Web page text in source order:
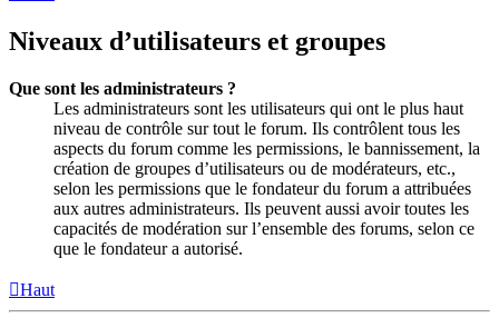
Niveaux d’utilisateurs et groupes
Que sont les administrateurs ?
Les administrateurs sont les utilisateurs qui ont le plus haut
niveau de contrôle sur tout le forum. Ils contrôlent tous les
aspects du forum comme les permissions, le bannissement, la
création de groupes d’utilisateurs ou de modérateurs, etc.,
selon les permissions que le fondateur du forum a attribuées
aux autres administrateurs. Ils peuvent aussi avoir toutes les
capacités de modération sur l’ensemble des forums, selon ce
que le fondateur a autorisé.
Haut